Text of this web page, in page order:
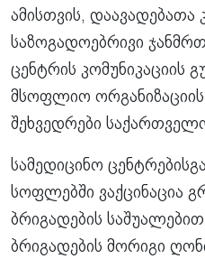
ამისთვის,
საზოგადოებრივი
ცენტრის კომუნიკაციის
მსოფლიო
შეხვედრები
სამედიცინო
სოფლებში ვაქცინაცია
ბრიგადების
ბრიგადების მორიგი